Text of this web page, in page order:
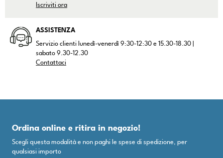
Iscriviti ora
ASSISTENZA
Servizio clienti lunedì-venerdì 9:30-12:30 e 15.30-18.30 |
sabato 9.30-12.30
Contattaci
Ordina online e ritira in negozio!
Scegli questa modalità e non paghi le spese di spedizione, per
qualsiasi importo